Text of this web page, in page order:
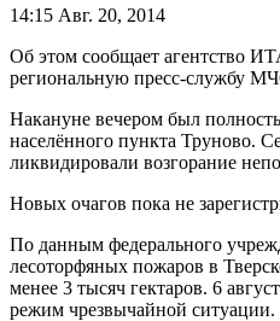
14:15 Авг. 20, 2014
Об этом сообщает агентство
региональную пресс-службу
Накануне вечером был
населённого пункта Труново.
ликвидировали возгорание
Новых очагов пока не
По данным федерального
лесоторфяных пожаров в
менее 3 тысяч гектаров. 6
режим чрезвычайной ситуации.